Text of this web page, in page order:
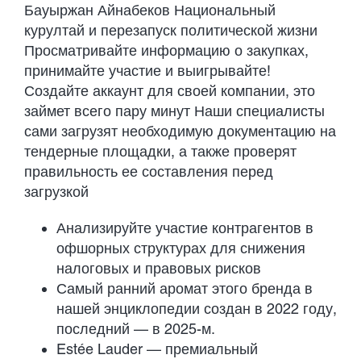
Бауыржан Айнабеков Национальный
курултай и перезапуск политической жизни
Просматривайте информацию о закупках,
принимайте участие и выигрывайте!
Создайте аккаунт для своей компании, это
займет всего пару минут Наши специалисты
сами загрузят необходимую документацию на
тендерные площадки, а также проверят
правильность ее составления перед
загрузкой
Анализируйте участие контрагентов в
офшорных структурах для снижения
налоговых и правовых рисков
Самый ранний аромат этого бренда в
нашей энциклопедии создан в 2022 году,
последний — в 2025-м.
Estée Lauder — премиальный